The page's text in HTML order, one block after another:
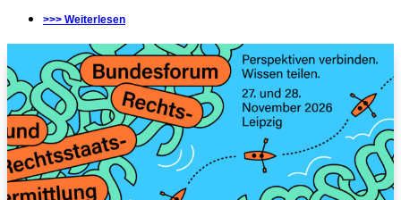
>>> Weiterlesen